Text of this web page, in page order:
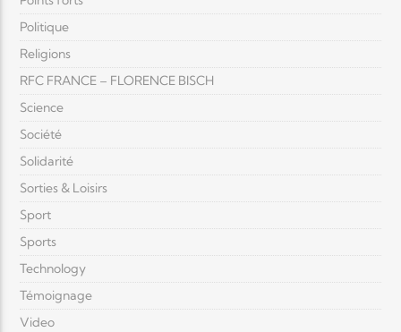
Politique
Religions
RFC FRANCE – FLORENCE BISCH
Science
Société
Solidarité
Sorties & Loisirs
Sport
Sports
Technology
Témoignage
Video